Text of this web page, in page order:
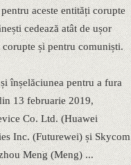
aceste entități corupte
cedează atât de ușor
și pentru comuniști.​
înșelăciunea pentru a fura
13 februarie 2019,
Co. Ltd. (Huawei
Inc. (Futurewei) și Skycom
Meng (Meng) ...